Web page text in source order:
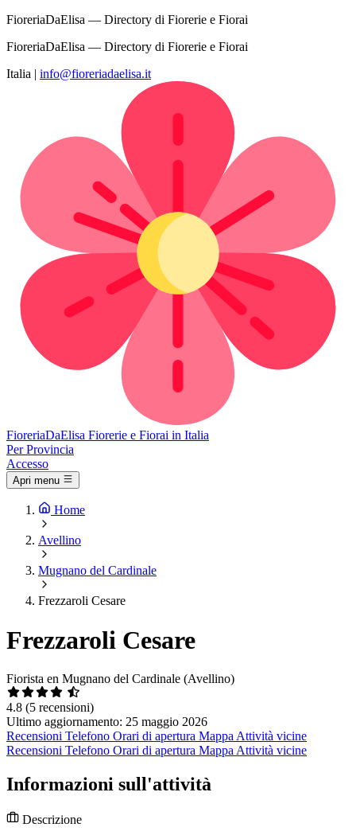
FioreriaDaElisa — Directory di Fiorerie e Fiorai
FioreriaDaElisa — Directory di Fiorerie e Fiorai
Italia | info@fioreriadaelisa.it
FioreriaDaElisa Fiorerie e Fiorai in Italia
Per Provincia
Accesso
Apri menu
Home
Avellino
Mugnano del Cardinale
Frezzaroli Cesare
Frezzaroli Cesare
Fiorista en Mugnano del Cardinale (Avellino)
4.8 (5 recensioni)
Ultimo aggiornamento: 25 maggio 2026
Recensioni Telefono Orari di apertura Mappa Attività vicine
Recensioni Telefono Orari di apertura Mappa Attività vicine
Informazioni sull'attività
Descrizione